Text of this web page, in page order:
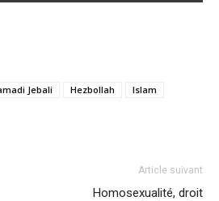
Jebali Hezbollah
Islam
Article suivant
Homosexualité, droit